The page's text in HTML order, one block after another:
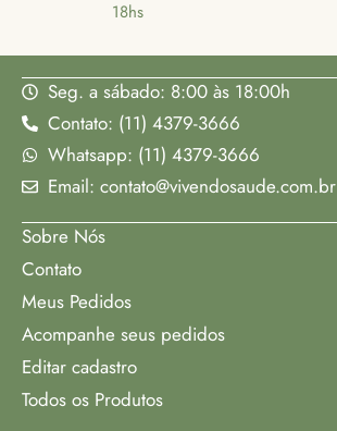
18hs
Seg. a sábado: 8:00 às 18:00h
Contato: (11) 4379-3666
Whatsapp: (11) 4379-3666
Email: contato@vivendosaude.com.br
Sobre Nós
Contato
Meus Pedidos
Acompanhe seus pedidos
Editar cadastro
Todos os Produtos